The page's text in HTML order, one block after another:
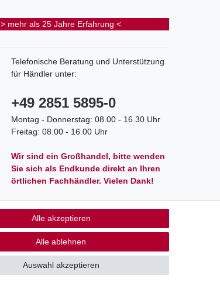
> mehr als 25 Jahre Erfahrung <
Telefonische Beratung und Unterstützung
für Händler unter:
+49 2851 5895-0
Montag - Donnerstag: 08.00 - 16.30 Uhr
Freitag: 08.00 - 16.00 Uhr
Wir sind ein Großhandel, bitte wenden
Sie sich als Endkunde direkt an Ihren
örtlichen Fachhändler. Vielen Dank!
Alle akzeptieren
Alle ablehnen
Auswahl akzeptieren